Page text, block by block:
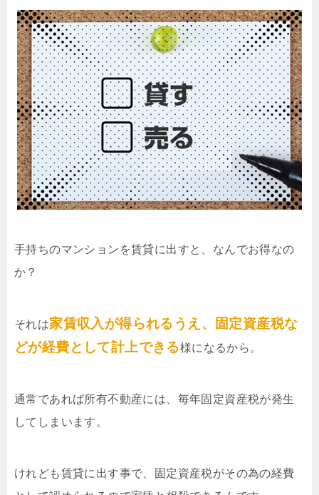
手持ちのマンションを賃貸に出すと、なんでお得なの
か？
それは家賃収入が得られるうえ、固定資産税な
どが経費として計上できる様になるから。
通常であれば所有不動産には、毎年固定資産税が発生
してしまいます。
けれども賃貸に出す事で、固定資産税がその為の経費